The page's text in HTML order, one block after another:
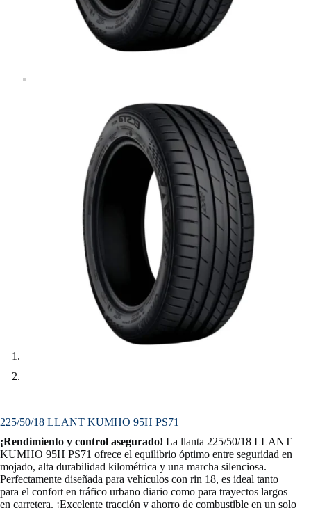
225/50/18 LLANT KUMHO 95H PS71
¡Rendimiento y control asegurado! La llanta 225/50/18 LLANT
KUMHO 95H PS71 ofrece el equilibrio óptimo entre seguridad en
mojado, alta durabilidad kilométrica y una marcha silenciosa.
Perfectamente diseñada para vehículos con rin 18, es ideal tanto
para el confort en tráfico urbano diario como para trayectos largos
en carretera. ¡Excelente tracción y ahorro de combustible en un solo